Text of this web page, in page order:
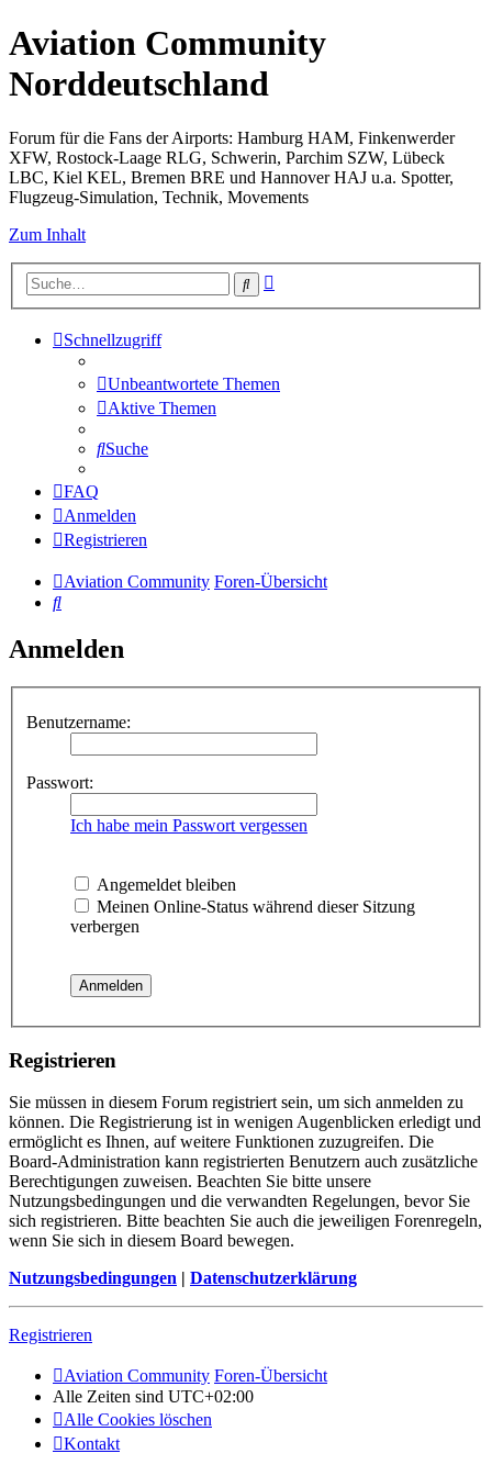
Aviation Community
Norddeutschland
Forum für die Fans der Airports: Hamburg HAM, Finkenwerder
XFW, Rostock-Laage RLG, Schwerin, Parchim SZW, Lübeck
LBC, Kiel KEL, Bremen BRE und Hannover HAJ u.a. Spotter,
Flugzeug-Simulation, Technik, Movements
Zum Inhalt
Suche
Schnellzugriff
Unbeantwortete Themen
Aktive Themen
Suche
FAQ
Anmelden
Registrieren
Aviation Community Foren-Übersicht
Suche
Anmelden
Benutzername:
Passwort:
Ich habe mein Passwort vergessen
Angemeldet bleiben
Meinen Online-Status während dieser Sitzung
verbergen
Registrieren
Sie müssen in diesem Forum registriert sein, um sich anmelden zu
können. Die Registrierung ist in wenigen Augenblicken erledigt und
ermöglicht es Ihnen, auf weitere Funktionen zuzugreifen. Die
Board-Administration kann registrierten Benutzern auch zusätzliche
Berechtigungen zuweisen. Beachten Sie bitte unsere
Nutzungsbedingungen und die verwandten Regelungen, bevor Sie
sich registrieren. Bitte beachten Sie auch die jeweiligen Forenregeln,
wenn Sie sich in diesem Board bewegen.
Nutzungsbedingungen | Datenschutzerklärung
Registrieren
Aviation Community Foren-Übersicht
Alle Zeiten sind UTC+02:00
Alle Cookies löschen
Kontakt